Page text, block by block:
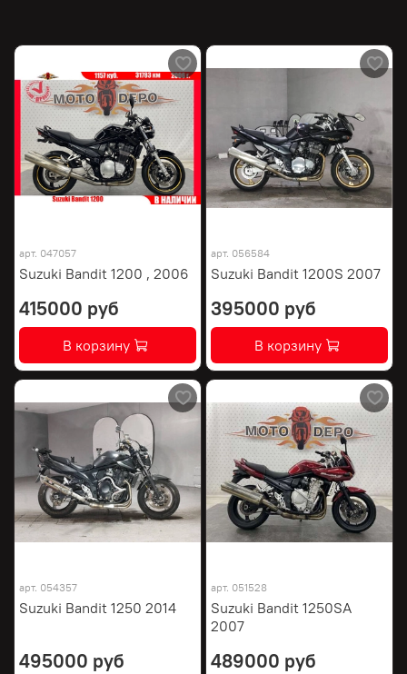
арт. 047057
Suzuki Bandit 1200 , 2006
415000 руб
В корзину
арт. 056584
Suzuki Bandit 1200S 2007
395000 руб
В корзину
арт. 054357
Suzuki Bandit 1250 2014
495000 руб
арт. 051528
Suzuki Bandit 1250SA
2007
489000 руб